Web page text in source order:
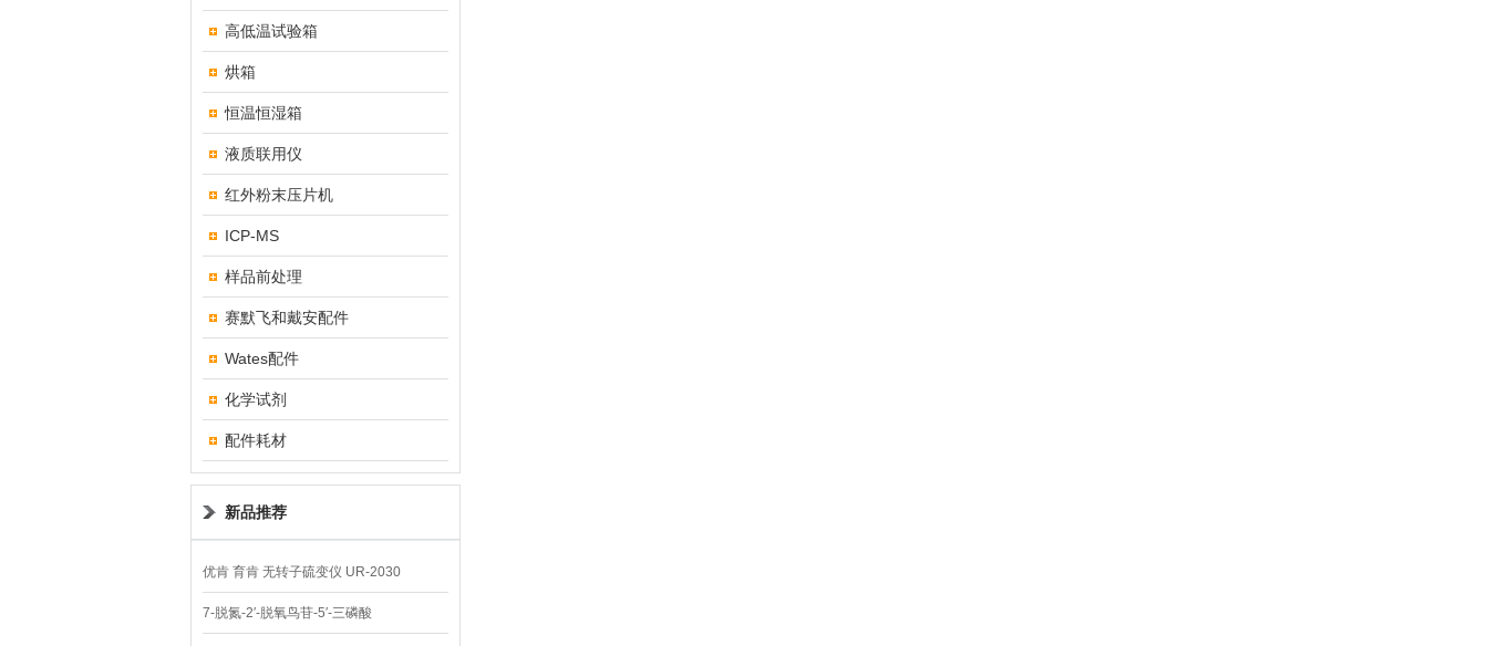
高低温试验箱
烘箱
恒温恒湿箱
液质联用仪
红外粉末压片机
ICP-MS
样品前处理
赛默飞和戴安配件
Wates配件
化学试剂
配件耗材
新品推荐
优肯 育肯 无转子硫变仪 UR-2030
7-脱氮-2′-脱氧鸟苷-5′-三磷酸